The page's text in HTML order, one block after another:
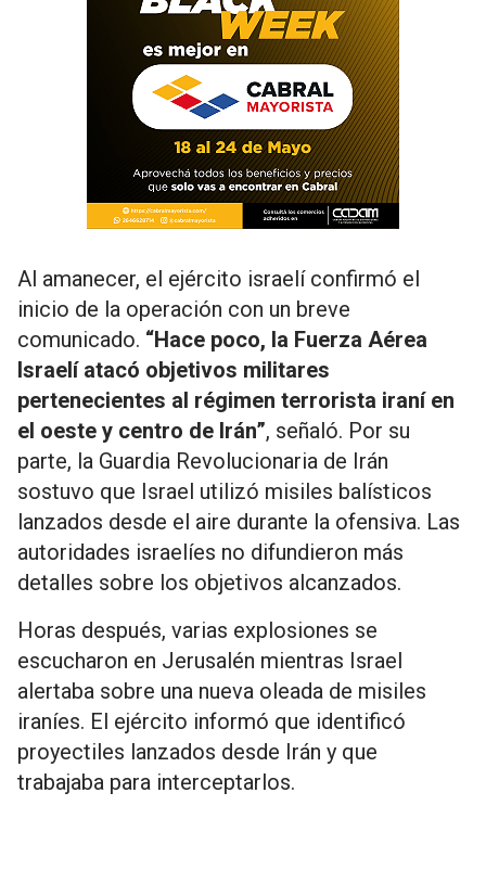
Al amanecer, el ejército israelí confirmó el
inicio de la operación con un breve
comunicado. “Hace poco, la Fuerza Aérea
Israelí atacó objetivos militares
pertenecientes al régimen terrorista iraní en
el oeste y centro de Irán”, señaló. Por su
parte, la Guardia Revolucionaria de Irán
sostuvo que Israel utilizó misiles balísticos
lanzados desde el aire durante la ofensiva. Las
autoridades israelíes no difundieron más
detalles sobre los objetivos alcanzados.
Horas después, varias explosiones se
escucharon en Jerusalén mientras Israel
alertaba sobre una nueva oleada de misiles
iraníes. El ejército informó que identificó
proyectiles lanzados desde Irán y que
trabajaba para interceptarlos.